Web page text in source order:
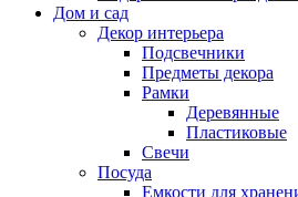
Дом и сад
Декор интерьера
Подсвечники
Предметы декора
Рамки
Деревянные
Пластиковые
Свечи
Посуда
Емкости для